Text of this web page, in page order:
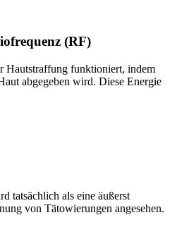
(RF)
Hautstraffung funktioniert, indem
abgegeben wird. Diese Energie
tatsächlich als eine äußerst
von Tätowierungen angesehen.